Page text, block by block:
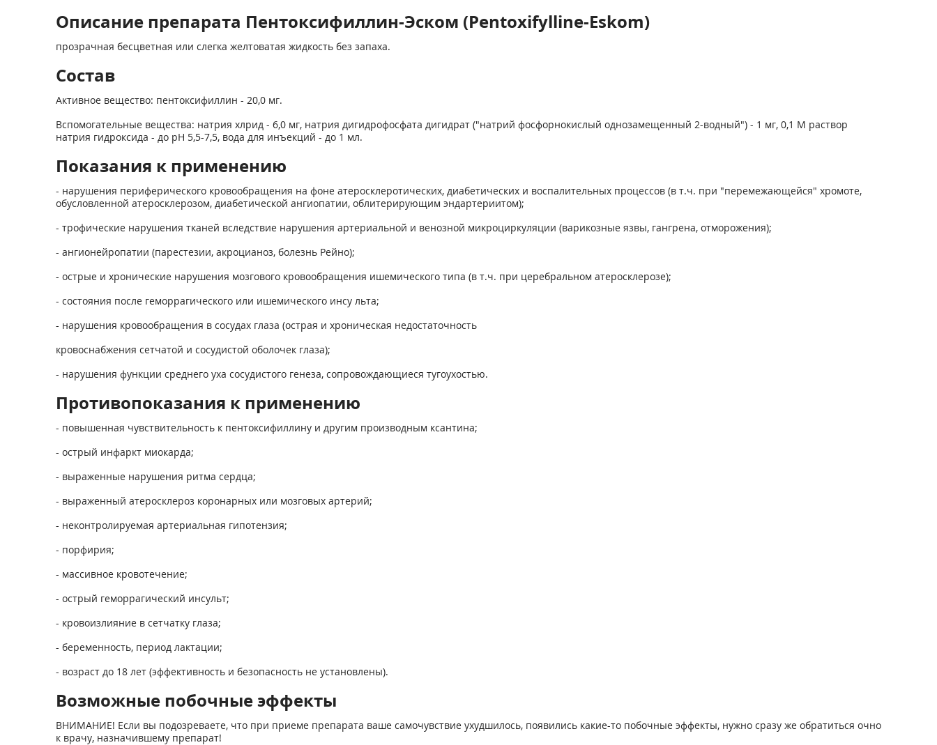
Описание препарата Пентоксифиллин-Эском (Pentoxifylline-Eskom)
прозрачная бесцветная или слегка желтоватая жидкость без запаха.
Состав
Активное вещество: пентоксифиллин - 20,0 мг.
Вспомогательные вещества: натрия хлрид - 6,0 мг, натрия дигидрофосфата дигидрат ("натрий фосфорнокислый однозамещенный 2-водный") - 1 мг, 0,1 М раствор
натрия гидроксида - до pH 5,5-7,5, вода для инъекций - до 1 мл.
Показания к применению
- нарушения периферического кровообращения на фоне атеросклеротических, диабетических и воспалительных процессов (в т.ч. при "перемежающейся" хромоте,
обусловленной атеросклерозом, диабетической ангиопатии, облитерирующим эндартериитом);
- трофические нарушения тканей вследствие нарушения артериальной и венозной микроциркуляции (варикозные язвы, гангрена, отморожения);
- ангионейропатии (парестезии, акроцианоз, болезнь Рейно);
- острые и хронические нарушения мозгового кровообращения ишемического типа (в т.ч. при церебральном атеросклерозе);
- состояния после геморрагического или ишемического инсу льта;
- нарушения кровообращения в сосудах глаза (острая и хроническая недостаточность
кровоснабжения сетчатой и сосудистой оболочек глаза);
- нарушения функции среднего уха сосудистого генеза, сопровождающиеся тугоухостью.
Противопоказания к применению
- повышенная чувствительность к пентоксифиллину и другим производным ксантина;
- острый инфаркт миокарда;
- выраженные нарушения ритма сердца;
- выраженный атеросклероз коронарных или мозговых артерий;
- неконтролируемая артериальная гипотензия;
- порфирия;
- массивное кровотечение;
- острый геморрагический инсульт;
- кровоизлияние в сетчатку глаза;
- беременность, период лактации;
- возраст до 18 лет (эффективность и безопасность не установлены).
Возможные побочные эффекты
ВНИМАНИЕ! Если вы подозреваете, что при приеме препарата ваше самочувствие ухудшилось, появились какие-то побочные эффекты, нужно сразу же обратиться очно
к врачу, назначившему препарат!